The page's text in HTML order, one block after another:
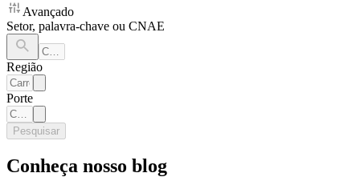
Avançado
Setor, palavra-chave ou CNAE
Região
Porte
Pesquisar
Conheça nosso blog